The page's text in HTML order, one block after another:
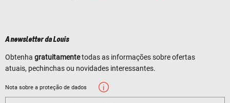
A newsletter da Louis
Obtenha gratuitamentetodas as informações sobre ofertas
atuais, pechinchas ou novidades interessantes.
Nota sobre a proteção de dados